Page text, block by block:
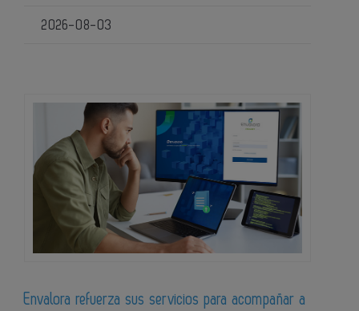
2026-08-03
Envalora refuerza sus servicios para acompañar a